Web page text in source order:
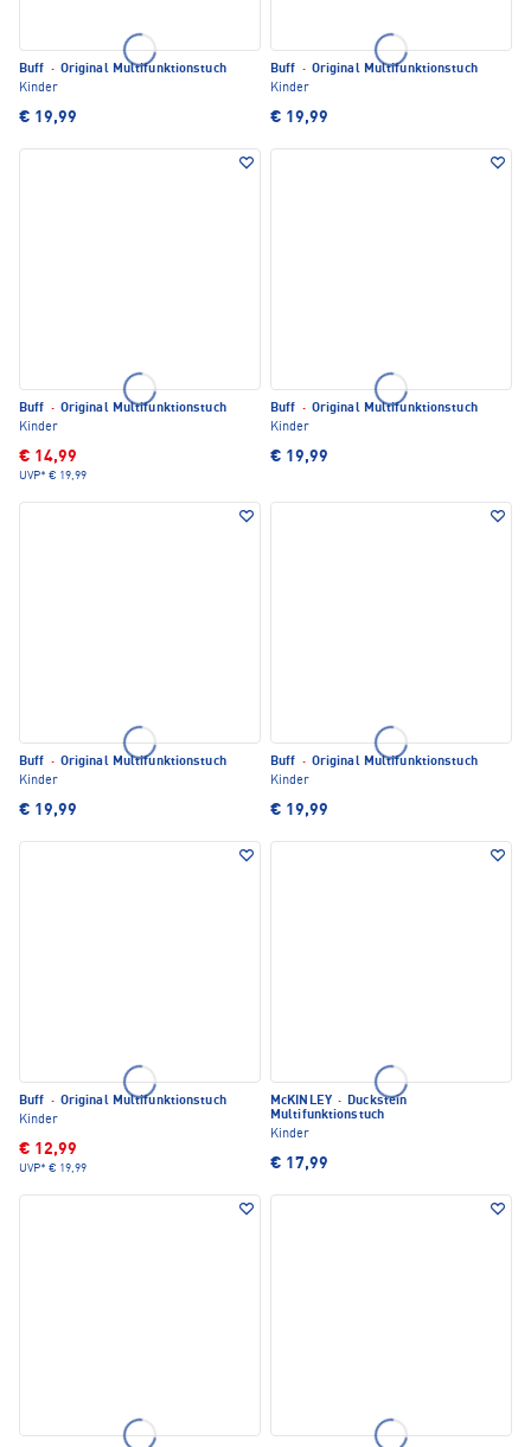
Buff · Original Multifunktionstuch
Kinder
€ 19,99
Buff · Original Multifunktionstuch
Kinder
€ 19,99
Buff · Original Multifunktionstuch
Kinder
€ 14,99
UVP* € 19,99
Buff · Original Multifunktionstuch
Kinder
€ 19,99
Buff · Original Multifunktionstuch
Kinder
€ 19,99
Buff · Original Multifunktionstuch
Kinder
€ 19,99
Buff · Original Multifunktionstuch
Kinder
€ 12,99
UVP* € 19,99
McKINLEY · Duckstein
Multifunktionstuch
Kinder
€ 17,99